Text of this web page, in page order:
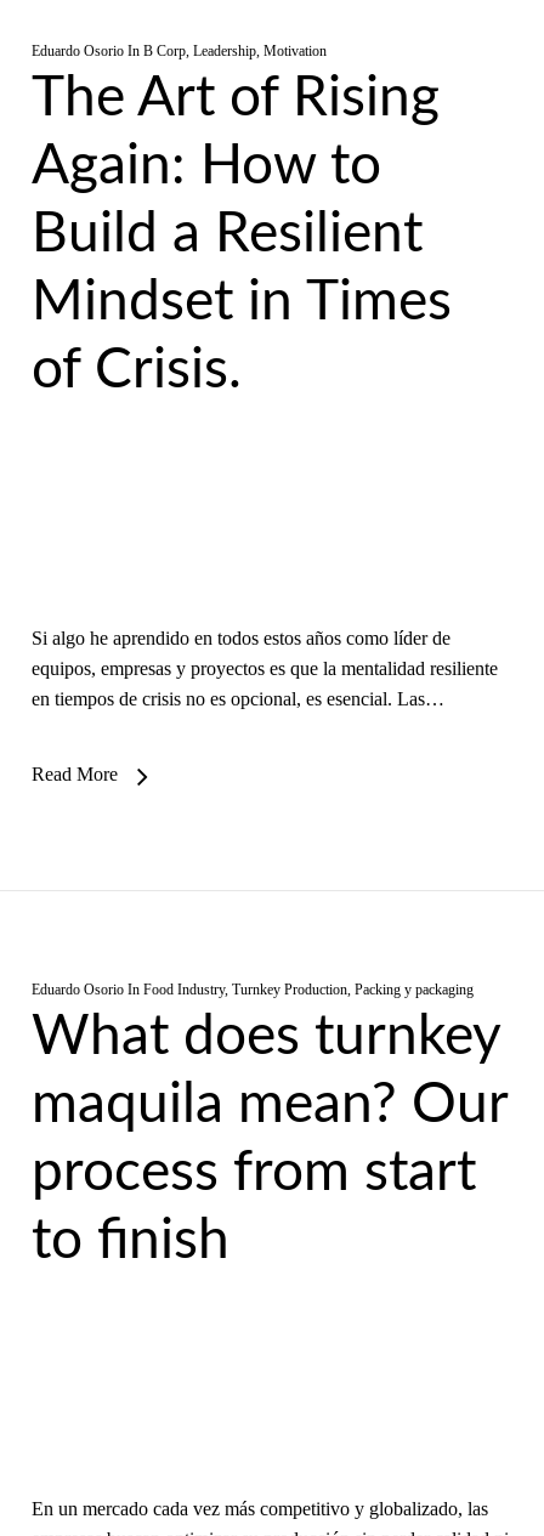
Eduardo Osorio In B Corp, Leadership, Motivation
The Art of Rising
Again: How to
Build a Resilient
Mindset in Times
of Crisis.
Si algo he aprendido en todos estos años como líder de
equipos, empresas y proyectos es que la mentalidad resiliente
en tiempos de crisis no es opcional, es esencial. Las…
Read More
Eduardo Osorio In Food Industry, Turnkey Production​, Packing y packaging
What does turnkey
maquila mean? Our
process from start
to finish
En un mercado cada vez más competitivo y globalizado, las